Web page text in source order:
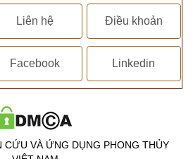
Liên hệ Điều khoản
Facebook Linkedin
CỨU VÀ ỨNG DỤNG PHONG THỦY